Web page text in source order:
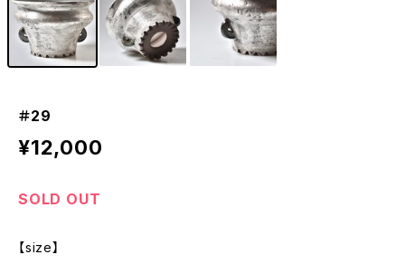
＃29
¥12,000
SOLD OUT
【size】